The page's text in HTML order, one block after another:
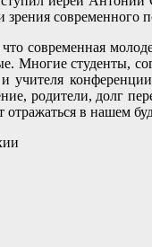
зрения современного
современная
Многие студенты,
родители, долг
отражаться в нашем